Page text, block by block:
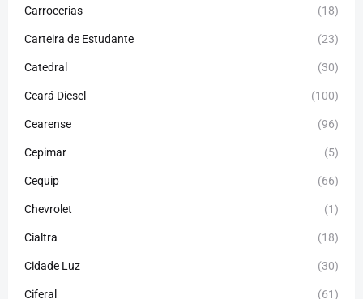
Carrocerias (18)
Carteira de Estudante (23)
Catedral (30)
Ceará Diesel (100)
Cearense (96)
Cepimar (5)
Cequip (66)
Chevrolet (1)
Cialtra (18)
Cidade Luz (30)
Ciferal (61)